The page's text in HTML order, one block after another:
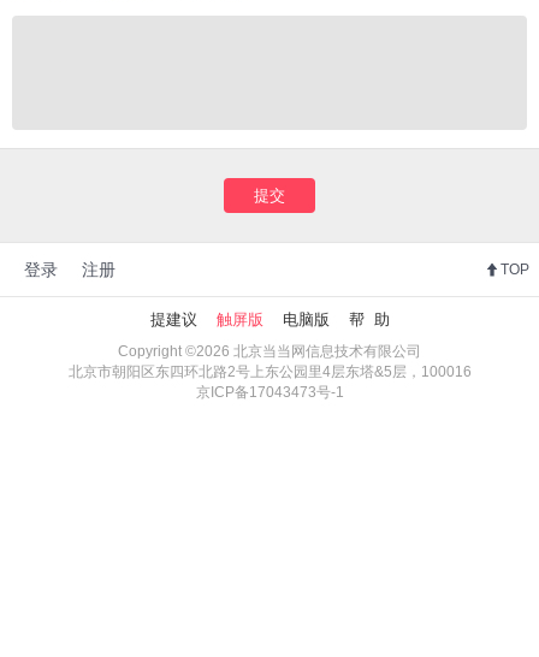
提交
登录 注册 TOP
提建议 触屏版 电脑版 帮 助
Copyright ©2026 北京当当网信息技术有限公司
北京市朝阳区东四环北路2号上东公园里4层东塔&5层，100016
京ICP备17043473号-1